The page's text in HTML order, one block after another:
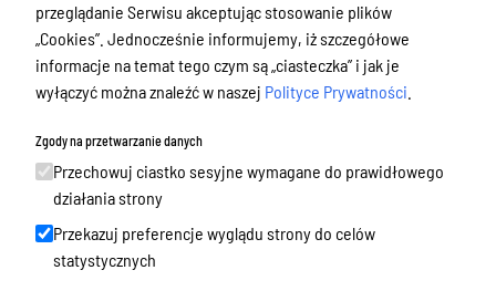
meldunek, dowód, komunikacja,
działalność, alkohol
Budżet, finanse i majątek
Podatki i opłaty, umorzenia, ulgi i
dotacje
Urbanistyka, architektura i zabytki
Geodezja, sprzedaż, dzierżawa
nieruchomości
przeglądanie Serwisu akceptując stosowanie plików
„Cookies”. Jednocześnie informujemy, iż szczegółowe
informacje na temat tego czym są „ciasteczka” i jak je
wyłączyć można znaleźć w naszej Polityce Prywatności
Zgody na przetwarzanie danych
Przechowuj ciastko sesyjne wymagane do prawidłowego
działania strony
Przekazuj preferencje wyglądu strony do celów
statystycznych